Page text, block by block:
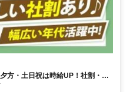
方・土日祝は時給UP！社割・社
主婦さん活躍中